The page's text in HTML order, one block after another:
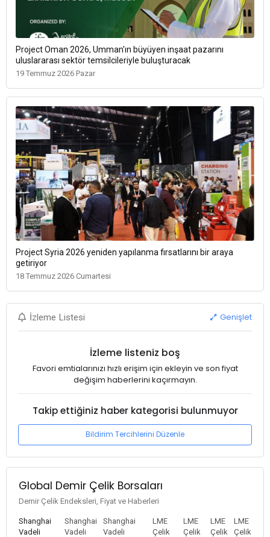
Project Oman 2026, Umman'ın büyüyen inşaat pazarını
uluslararası sektör temsilcileriyle buluşturacak
19 Temmuz 2026 Pazar
Project Syria 2026 yeniden yapılanma fırsatlarını bir araya
getiriyor
18 Temmuz 2026 Cumartesi
İzleme Listesi Genişlet
İzleme listeniz boş
Favori emtialarınızı hızlı erişim için ekleyin ve son fiyat
değişim haberlerini kaçırmayın.
Takip ettiğiniz haber kategorisi bulunmuyor
Bildirim Tercihlerini Düzenle
Global Demir Çelik Borsaları
Demir Çelik Endeksleri, Fiyat ve Haberleri
Shanghai
Vadeli
Shanghai
Vadeli
Shanghai
Vadeli
LME
Çelik
LME
Çelik
LME
Çelik
LME
Çelik